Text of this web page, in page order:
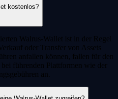
kostenlos?
Walrus-Wallet ist in der Regel
oder Transfer von Assets
anfallen können, fallen für den
führenden Plattformen wie der
an.